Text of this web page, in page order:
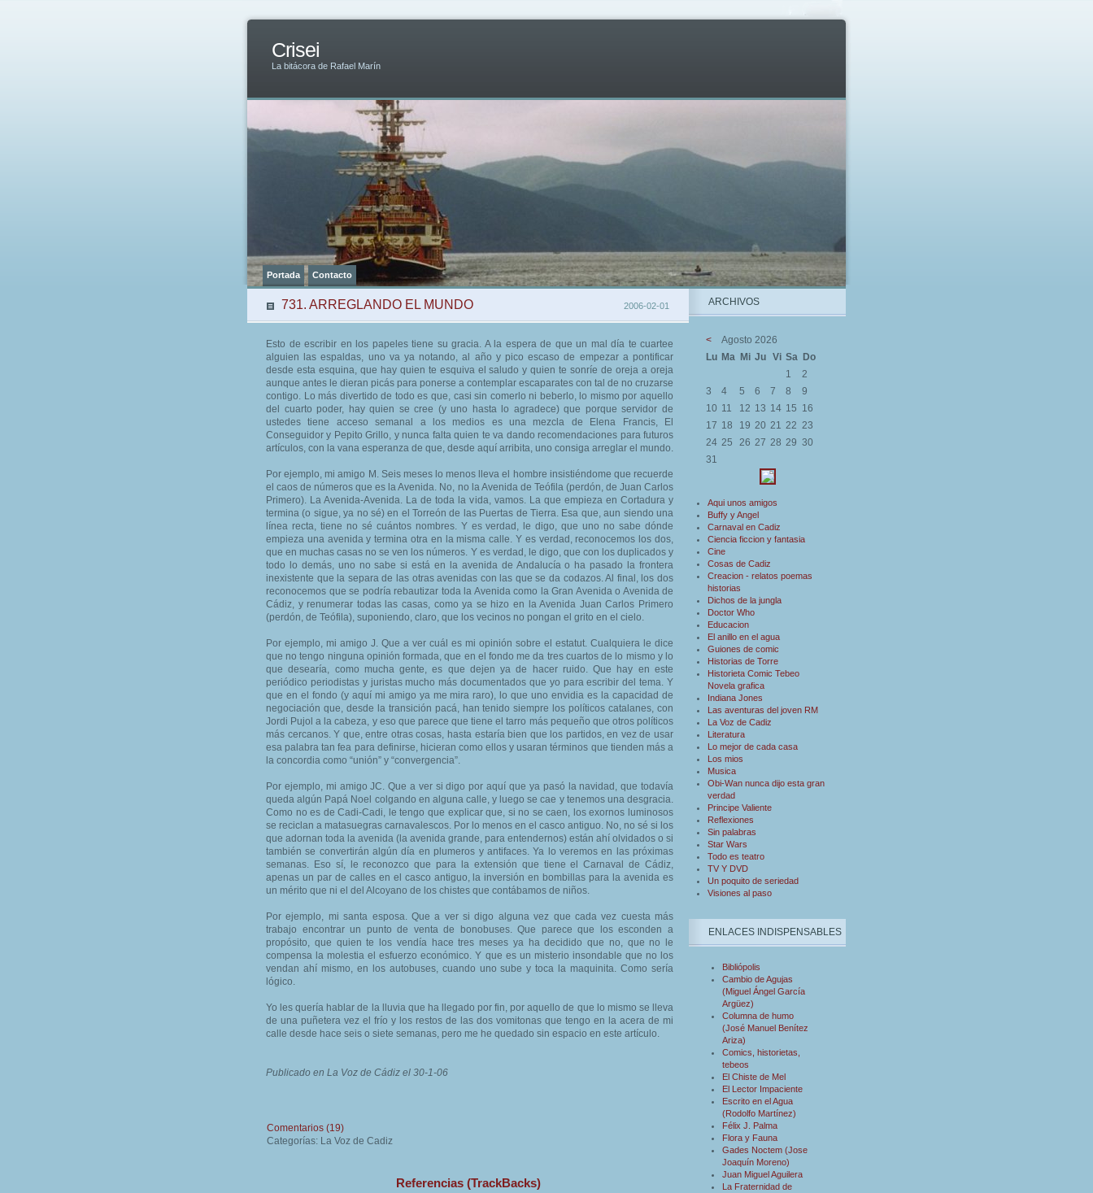
Crisei
La bitácora de Rafael Marín
Portada Contacto
2006-02-01
731. ARREGLANDO EL MUNDO
Esto de escribir en los papeles tiene su gracia. A la espera de que un mal día te cuartee
alguien las espaldas, uno va ya notando, al año y pico escaso de empezar a pontificar
desde esta esquina, que hay quien te esquiva el saludo y quien te sonríe de oreja a oreja
aunque antes le dieran picás para ponerse a contemplar escaparates con tal de no cruzarse
contigo. Lo más divertido de todo es que, casi sin comerlo ni beberlo, lo mismo por aquello
del cuarto poder, hay quien se cree (y uno hasta lo agradece) que porque servidor de
ustedes tiene acceso semanal a los medios es una mezcla de Elena Francis, El
Conseguidor y Pepito Grillo, y nunca falta quien te va dando recomendaciones para futuros
artículos, con la vana esperanza de que, desde aquí arribita, uno consiga arreglar el mundo.
Por ejemplo, mi amigo M. Seis meses lo menos lleva el hombre insistiéndome que recuerde
el caos de números que es la Avenida. No, no la Avenida de Teófila (perdón, de Juan Carlos
Primero). La Avenida-Avenida. La de toda la vida, vamos. La que empieza en Cortadura y
termina (o sigue, ya no sé) en el Torreón de las Puertas de Tierra. Esa que, aun siendo una
línea recta, tiene no sé cuántos nombres. Y es verdad, le digo, que uno no sabe dónde
empieza una avenida y termina otra en la misma calle. Y es verdad, reconocemos los dos,
que en muchas casas no se ven los números. Y es verdad, le digo, que con los duplicados y
todo lo demás, uno no sabe si está en la avenida de Andalucía o ha pasado la frontera
inexistente que la separa de las otras avenidas con las que se da codazos. Al final, los dos
reconocemos que se podría rebautizar toda la Avenida como la Gran Avenida o Avenida de
Cádiz, y renumerar todas las casas, como ya se hizo en la Avenida Juan Carlos Primero
(perdón, de Teófila), suponiendo, claro, que los vecinos no pongan el grito en el cielo.
Por ejemplo, mi amigo J. Que a ver cuál es mi opinión sobre el estatut. Cualquiera le dice
que no tengo ninguna opinión formada, que en el fondo me da tres cuartos de lo mismo y lo
que desearía, como mucha gente, es que dejen ya de hacer ruido. Que hay en este
periódico periodistas y juristas mucho más documentados que yo para escribir del tema. Y
que en el fondo (y aquí mi amigo ya me mira raro), lo que uno envidia es la capacidad de
negociación que, desde la transición pacá, han tenido siempre los políticos catalanes, con
Jordi Pujol a la cabeza, y eso que parece que tiene el tarro más pequeño que otros políticos
más cercanos. Y que, entre otras cosas, hasta estaría bien que los partidos, en vez de usar
esa palabra tan fea para definirse, hicieran como ellos y usaran términos que tienden más a
la concordia como “unión” y “convergencia”.
Por ejemplo, mi amigo JC. Que a ver si digo por aquí que ya pasó la navidad, que todavía
queda algún Papá Noel colgando en alguna calle, y luego se cae y tenemos una desgracia.
Como no es de Cadi-Cadi, le tengo que explicar que, si no se caen, los exornos luminosos
se reciclan a matasuegras carnavalescos. Por lo menos en el casco antiguo. No, no sé si los
que adornan toda la avenida (la avenida grande, para entendernos) están ahí olvidados o si
también se convertirán algún día en plumeros y antifaces. Ya lo veremos en las próximas
semanas. Eso sí, le reconozco que para la extensión que tiene el Carnaval de Cádiz,
apenas un par de calles en el casco antiguo, la inversión en bombillas para la avenida es
un mérito que ni el del Alcoyano de los chistes que contábamos de niños.
Por ejemplo, mi santa esposa. Que a ver si digo alguna vez que cada vez cuesta más
trabajo encontrar un punto de venta de bonobuses. Que parece que los esconden a
propósito, que quien te los vendía hace tres meses ya ha decidido que no, que no le
compensa la molestia el esfuerzo económico. Y que es un misterio insondable que no los
vendan ahí mismo, en los autobuses, cuando uno sube y toca la maquinita. Como sería
lógico.
Yo les quería hablar de la lluvia que ha llegado por fin, por aquello de que lo mismo se lleva
de una puñetera vez el frío y los restos de las dos vomitonas que tengo en la acera de mi
calle desde hace seis o siete semanas, pero me he quedado sin espacio en este artículo.
Publicado en La Voz de Cádiz el 30-1-06
Comentarios (19)
Categorías: La Voz de Cadiz
Referencias (TrackBacks)
ARCHIVOS
<
Agosto 2026
Lu Ma Mi Ju Vi Sa Do
1
2
3
4 5 6 7 8
9
10 11 12 13 14 15 16
17 18 19 20 21 22 23
24 25 26 27 28 29 30
31
Aqui unos amigos
Buffy y Angel
Carnaval en Cadiz
Ciencia ficcion y fantasia
Cine
Cosas de Cadiz
Creacion - relatos poemas
historias
Dichos de la jungla
Doctor Who
Educacion
El anillo en el agua
Guiones de comic
Historias de Torre
Historieta Comic Tebeo
Novela grafica
Indiana Jones
Las aventuras del joven RM
La Voz de Cadiz
Literatura
Lo mejor de cada casa
Los mios
Musica
Obi-Wan nunca dijo esta gran
verdad
Principe Valiente
Reflexiones
Sin palabras
Star Wars
Todo es teatro
TV Y DVD
Un poquito de seriedad
Visiones al paso
ENLACES INDISPENSABLES
Bibliópolis
Cambio de Agujas
(Miguel Ángel García
Argüez)
Columna de humo
(José Manuel Benítez
Ariza)
Comics, historietas,
tebeos
El Chiste de Mel
El Lector Impaciente
Escrito en el Agua
(Rodolfo Martínez)
Félix J. Palma
Flora y Fauna
Gades Noctem (Jose
Joaquín Moreno)
Juan Miguel Aguilera
La Fraternidad de